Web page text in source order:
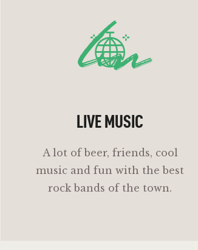
lm
LIVE MUSIC
A lot of beer, friends, cool
music and fun with the best
rock bands of the town.